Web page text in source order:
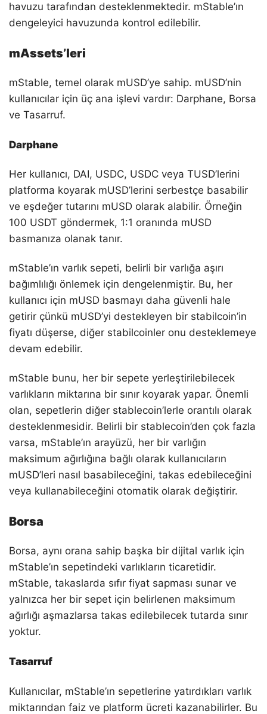
havuzu tarafından desteklenmektedir. mStable’ın
dengeleyici havuzunda kontrol edilebilir.
mAssets’leri
mStable, temel olarak mUSD’ye sahip. mUSD’nin
kullanıcılar için üç ana işlevi vardır: Darphane, Borsa
ve Tasarruf.
Darphane
Her kullanıcı, DAI, USDC, USDC veya TUSD’lerini
platforma koyarak mUSD’lerini serbestçe basabilir
ve eşdeğer tutarını mUSD olarak alabilir. Örneğin
100 USDT göndermek, 1:1 oranında mUSD
basmanıza olanak tanır.
mStable’ın varlık sepeti, belirli bir varlığa aşırı
bağımlılığı önlemek için dengelenmiştir. Bu, her
kullanıcı için mUSD basmayı daha güvenli hale
getirir çünkü mUSD’yi destekleyen bir stabilcoin’in
fiyatı düşerse, diğer stabilcoinler onu desteklemeye
devam edebilir.
mStable bunu, her bir sepete yerleştirilebilecek
varlıkların miktarına bir sınır koyarak yapar. Önemli
olan, sepetlerin diğer stablecoin’lerle orantılı olarak
desteklenmesidir. Belirli bir stablecoin’den çok fazla
varsa, mStable’ın arayüzü, her bir varlığın
maksimum ağırlığına bağlı olarak kullanıcıların
mUSD’leri nasıl basabileceğini, takas edebileceğini
veya kullanabileceğini otomatik olarak değiştirir.
Borsa
Borsa, aynı orana sahip başka bir dijital varlık için
mStable’ın sepetindeki varlıkların ticaretidir.
mStable, takaslarda sıfır fiyat sapması sunar ve
yalnızca her bir sepet için belirlenen maksimum
ağırlığı aşmazlarsa takas edilebilecek tutarda sınır
yoktur.
Tasarruf
Kullanıcılar, mStable’ın sepetlerine yatırdıkları varlık
miktarından faiz ve platform ücreti kazanabilirler. Bu